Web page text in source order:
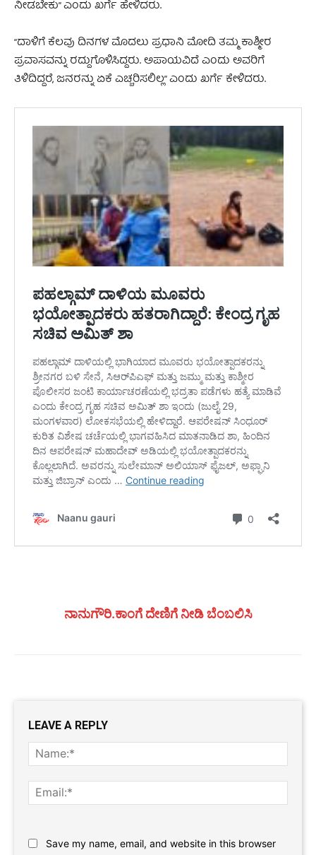
ನೀಡಬೇಕು” ಎಂದು ಖರ್ಗೆ ಹೇಳಿದರು.
“ದಾಳಿಗೆ ಕೆಲವು ದಿನಗಳ ಮೊದಲು ಪ್ರಧಾನಿ ಮೋದಿ ತಮ್ಮ ಕಾಶ್ಮೀರ
ಪ್ರವಾಸವನ್ನು ರದ್ದುಗೊಳಿಸಿದ್ದರು. ಅಪಾಯವಿದೆ ಎಂದು ಅವರಿಗೆ
ತಿಳಿದಿದ್ದರೆ, ಜನರನ್ನು ಏಕೆ ಎಚ್ಚರಿಸಲಿಲ್ಲ” ಎಂದು ಖರ್ಗೆ ಕೇಳಿದರು.
ನಾನುಗೌರಿ.ಕಾಂಗೆ ದೇಣಿಗೆ ನೀಡಿ ಬೆಂಬಲಿಸಿ
LEAVE A REPLY
Save my name, email, and website in this browser